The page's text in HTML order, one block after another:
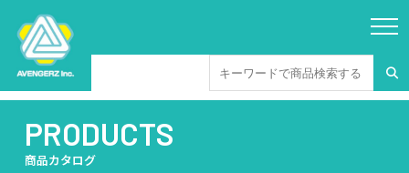
PRODUCTS
商品カタログ